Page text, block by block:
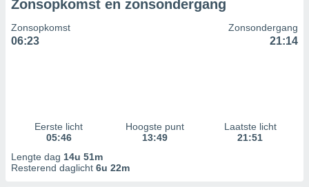
Zonsopkomst en zonsondergang
Zonsopkomst
06:23
Zonsondergang
21:14
Eerste licht
05:46
Hoogste punt
13:49
Laatste licht
21:51
Lengte dag 14u 51m
Resterend daglicht 6u 22m